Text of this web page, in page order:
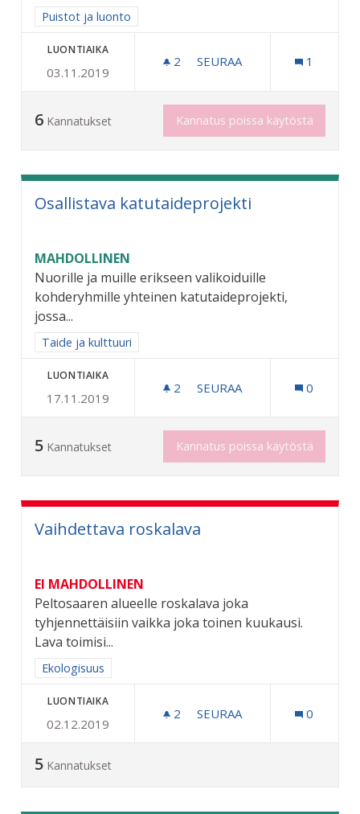
Rajaa tulokset aihepiirin mukaan: Puistot ja luonto
Puistot ja luonto
LUONTIAIKA
03.11.2019
2 2 SEURAAJAA
SEURAA 1
6 Kannatukset Kannatus poissa käytöstä
Osallistava katutaideprojekti
MAHDOLLINEN
Nuorille ja muille erikseen valikoiduille
kohderyhmille yhteinen katutaideprojekti,
jossa...
Rajaa tulokset aihepiirin mukaan: Taide ja kulttuuri
Taide ja kulttuuri
LUONTIAIKA
17.11.2019
2 2 SEURAAJAA
SEURAA 0
5 Kannatukset Kannatus poissa käytöstä
Vaihdettava roskalava
EI MAHDOLLINEN
Peltosaaren alueelle roskalava joka
tyhjennettäisiin vaikka joka toinen kuukausi.
Lava toimisi...
Rajaa tulokset aihepiirin mukaan: Ekologisuus
Ekologisuus
LUONTIAIKA
02.12.2019
2 2 SEURAAJAA
SEURAA 0
5 Kannatukset